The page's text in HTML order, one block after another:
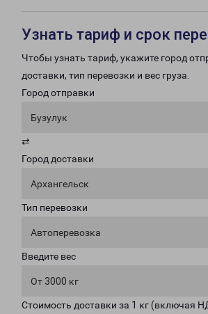
Узнать тариф и срок
Чтобы узнать тариф, укажите город
доставки, тип перевозки и вес груза.
Город отправки
Бузулук
⇄
Город доставки
Архангельск
Тип перевозки
Автоперевозка
Введите вес
От 3000 кг
Стоимость доставки за 1 кг (включая